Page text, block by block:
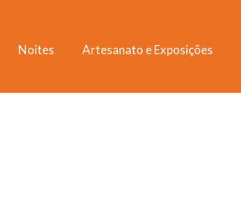
Noites Artesanato e Exposições